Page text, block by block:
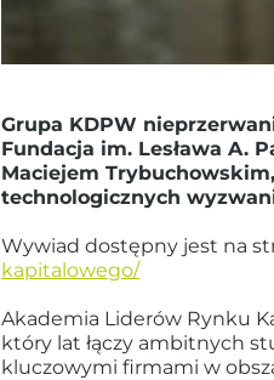
Grupa KDPW
Fundacja im. Lesława A.
Maciejem
technologicznych
Wywiad dostępny jest na
kapitalowego/
Akademia Liderów Rynku
który lat łączy ambitnych
kluczowymi firmami w